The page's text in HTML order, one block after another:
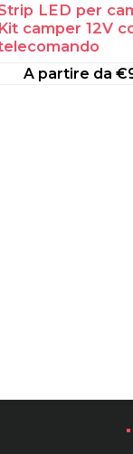
LED per
Kit camper 12V
A partire da €